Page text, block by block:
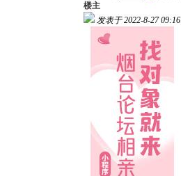
楼主
发表于 2022-8-27 09:16